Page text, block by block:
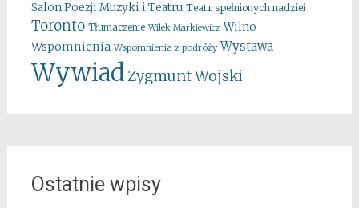
Salon Poezji Muzyki i Teatru Teatr spełnionych nadziei
Toronto Tłumaczenie Wilek Markiewicz Wilno
Wspomnienia Wspomnienia z podróży Wystawa
WywiadZygmunt Wojski
Ostatnie wpisy